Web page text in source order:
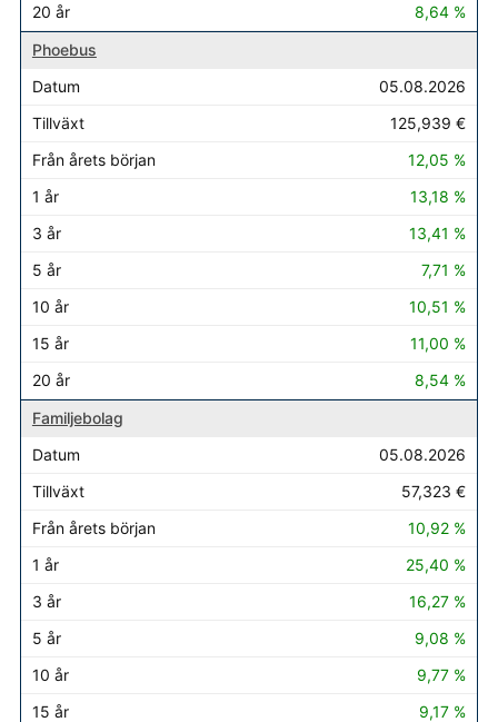
8,64 %
Phoebus
05.08.2026
125,939 €
12,05 %
13,18 %
13,41 %
7,71 %
10,51 %
11,00 %
8,54 %
Familjebolag
05.08.2026
57,323 €
10,92 %
25,40 %
16,27 %
9,08 %
9,77 %
9,17 %